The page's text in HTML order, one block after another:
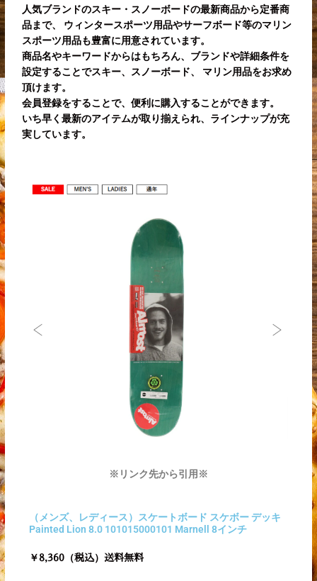
人気ブランドのスキー・スノーボードの最新商品から定番商
品まで、 ウィンタースポーツ用品やサーフボード等のマリン
スポーツ用品も豊富に用意されています。
商品名やキーワードからはもちろん、ブランドや詳細条件を
設定することでスキー、スノーボード、 マリン用品をお求め
頂けます。
会員登録をすることで、便利に購入することができます。
いち早く最新のアイテムが取り揃えられ、ラインナップが充
実しています。
※リンク先から引用※
（メンズ、レディース）スケートボード スケボー デッキ
Painted Lion 8.0 101015000101 Marnell 8インチ
￥8,360（税込）送料無料